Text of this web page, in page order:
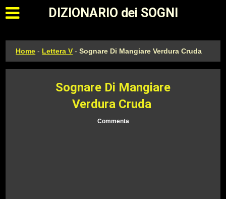
Apri il menu principale
DIZIONARIO dei SOGNI
Home - Lettera V -Sognare Di Mangiare Verdura Cruda
Sognare Di Mangiare
Verdura Cruda
Commenta